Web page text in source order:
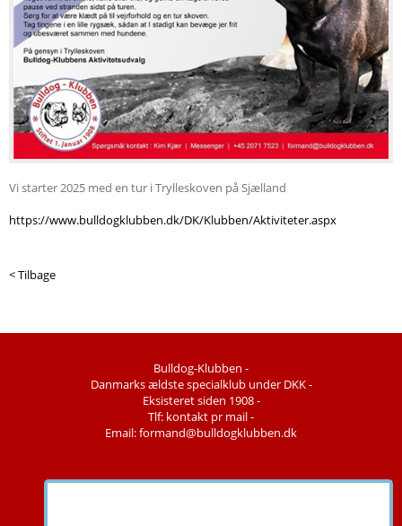
Vi starter 2025 med en tur i Trylleskoven på Sjælland
https://www.bulldogklubben.dk/DK/Klubben/Aktiviteter.aspx
< Tilbage
Bulldog-Klubben -
Danmarks ældste specialklub under DKK -
Eksisteret siden 1908 -
Tlf: kontakt pr mail -
Email: formand@bulldogklubben.dk